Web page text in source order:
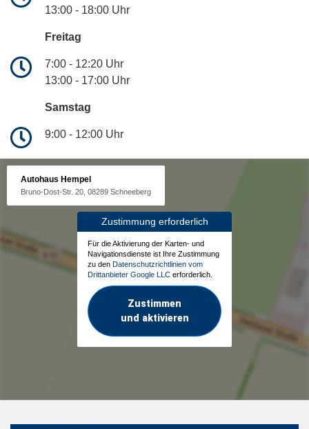
13:00 - 18:00 Uhr
Freitag
7:00 - 12:20 Uhr
13:00 - 17:00 Uhr
Samstag
9:00 - 12:00 Uhr
Autohaus Hempel
Bruno-Dost-Str. 20, 08289 Schneeberg
Zustimmung erforderlich
Für die Aktivierung der Karten- und
Navigationsdienste ist Ihre Zustimmung
zu den Datenschutzrichtlinien vom
Drittanbieter Google LLC erforderlich.
Zustimmen
und aktivieren